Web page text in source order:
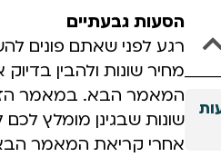
הסעות גבעתיים
רגע לפני שאתם פונים
מחיר שונות ולהבין
המאמר הבא. במאמר
שונות שבגינן מומלץ לכם
אחרי קריאת המאמר הבא